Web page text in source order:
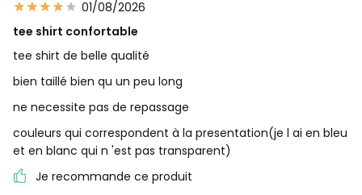
01/08/2026
tee shirt confortable
tee shirt de belle qualité
bien taillé bien qu un peu long
ne necessite pas de repassage
couleurs qui correspondent à la presentation(je l ai en bleu
et en blanc qui n 'est pas transparent)
Je recommande ce produit